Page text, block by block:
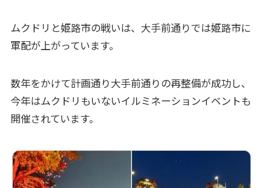
ムクドリと姫路市の戦いは、大手前通りでは姫路市に
軍配が上がっています。
数年をかけて計画通り大手前通りの再整備が成功し、
今年はムクドリもいないイルミネーションイベントも
開催されています。